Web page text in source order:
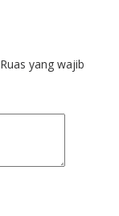
Ruas yang wajib